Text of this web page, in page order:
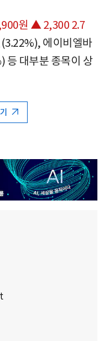
원 ▲ 2,300 2.7
에이비엘바
등 대부분 종목이 상